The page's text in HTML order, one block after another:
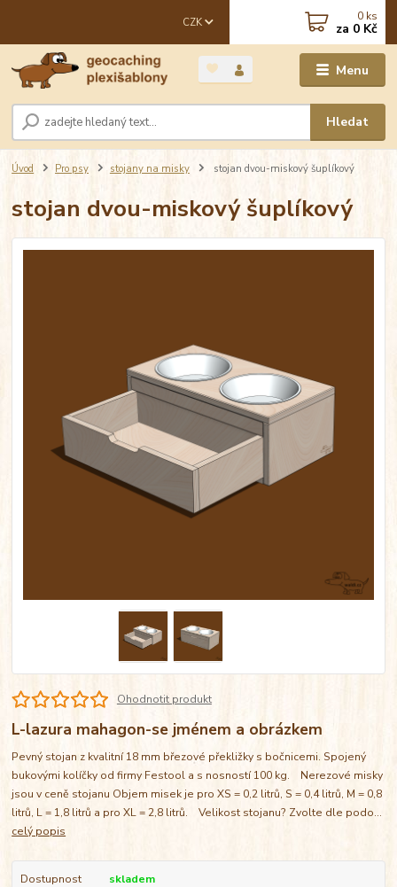
Menu
CZK
Hledat
0 ks
za 0 Kč
Úvod Pro psy stojany na misky stojan dvou-miskový šuplíkový
stojan dvou-miskový šuplíkový
Ohodnotit produkt
L-lazura mahagon-se jménem a obrázkem
Pevný stojan z kvalitní 18 mm březové překližky s bočnicemi. Spojený
bukovými kolíčky od firmy Festool a s nosností 100 kg. Nerezové misky
jsou v ceně stojanu Objem misek je pro XS = 0,2 litrů, S = 0,4 litrů, M = 0,8
litrů, L = 1,8 litrů a pro XL = 2,8 litrů. Velikost stojanu? Zvolte dle podo...
celý popis
Dostupnost
skladem